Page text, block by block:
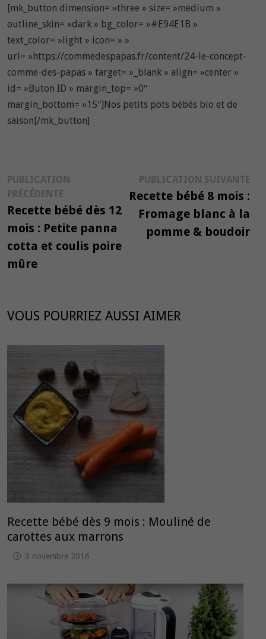
[mk_button dimension= »three » size= »medium »
outline_skin= »dark » bg_color= »#E94E1B »
text_color= »light » icon= » »
url= »https://commedespapas.fr/content/24-le-concept-
comme-des-papas » target= »_blank » align= »center »
id= »Buton ID » margin_top= »0″
margin_bottom= »15″]Nos petits pots bébés bio et de
saison[/mk_button]
Navigation
de
l’article
PUBLICATION
PRÉCÉDENTE
précédente :
Recette bébé dès 12
mois : Petite panna
cotta et coulis poire
mûre
PUBLICATION SUIVANTE
Recette bébé 8 mois :
Fromage blanc à la
pomme & boudoir
VOUS POURRIEZ AUSSI AIMER
Recette bébé dès 9 mois : Mouliné de
carottes aux marrons
3 novembre 2016